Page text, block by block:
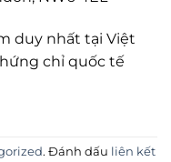
duy nhất tại Việt
chỉ quốc tế
. Đánh dấu liên kết